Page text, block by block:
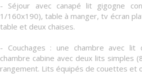
- Séjour avec canapé lit gigogne
1/160x190), table à manger, tv écran
table et deux chaises.
- Couchages : une chambre avec lit
chambre cabine avec deux lits simples
rangement. Lits équipés de couettes et